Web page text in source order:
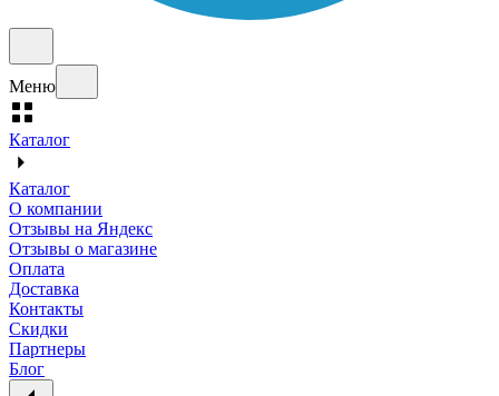
Меню
Каталог
Каталог
О компании
Отзывы на Яндекс
Отзывы о магазине
Оплата
Доставка
Контакты
Скидки
Партнеры
Блог